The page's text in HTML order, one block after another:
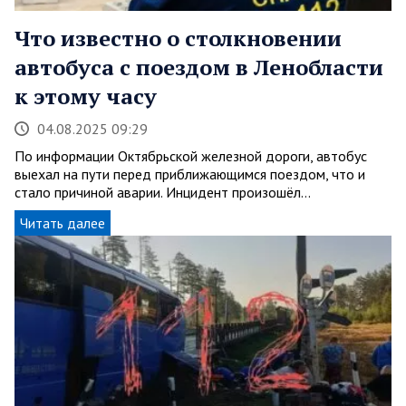
Что известно о столкновении
автобуса с поездом в Ленобласти
к этому часу
04.08.2025 09:29
По информации Октябрьской железной дороги, автобус
выехал на пути перед приближающимся поездом, что и
стало причиной аварии. Инцидент произошёл…
Читать далее